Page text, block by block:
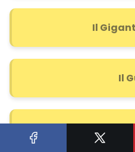
Il
Il